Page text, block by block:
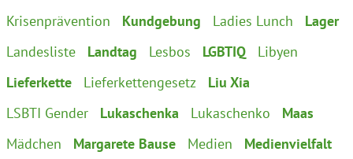
Krisenprävention
Kundgebung Ladies Lunch
Lager
Landesliste
Landtag Lesbos LGBTIQ
Libyen
Lieferkette
Lieferkettengesetz
Liu Xia
LSBTI Gender
Lukaschenka Lukaschenko
Maas
Mädchen
Margarete Bause Medien
Medienvielfalt